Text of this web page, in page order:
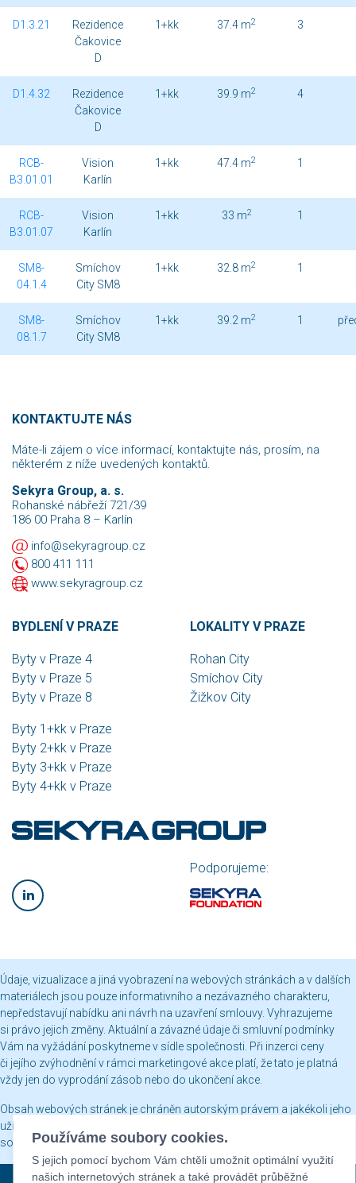
D1.3.21
Rezidence
Čakovice
D
1+kk 37.4 m2 3
D1.4.32
Rezidence
Čakovice
D
1+kk 39.9 m2 4
RCB-
B3.01.01
Vision
Karlín
1+kk 47.4 m2 1
RCB-
B3.01.07
Vision
Karlín
1+kk 33 m2 1
SM8-
04.1.4
Smíchov
City SM8
1+kk 32.8 m2 1
SM8-
08.1.7
Smíchov
City SM8
1+kk 39.2 m2 1
KONTAKTUJTE NÁS
Máte-li zájem o více informací, kontaktujte nás, prosím, na
některém z níže uvedených kontaktů.
Sekyra Group, a. s.
Rohanské nábřeží 721/39
186 00 Praha 8 – Karlín
info@sekyragroup.cz
800 411 111
www.sekyragroup.cz
LOKALITY V PRAZE
Rohan City
Smíchov City
Žižkov City
BYDLENÍ V PRAZE
Byty v Praze 4
Byty v Praze 5
Byty v Praze 8
Byty 1+kk v Praze
Byty 2+kk v Praze
Byty 3+kk v Praze
Byty 4+kk v Praze
Podporujeme:
Údaje, vizualizace a jiná vyobrazení na webových stránkách a v dalších
materiálech jsou pouze informativního a nezávazného charakteru,
nepředstavují nabídku ani návrh na uzavření smlouvy. Vyhrazujeme
si právo jejich změny. Aktuální a závazné údaje či smluvní podmínky
Vám na vyžádání poskytneme v sídle společnosti. Při inzerci ceny
či jejího zvýhodnění v rámci marketingové akce platí, že tato je platná
vždy jen do vyprodání zásob nebo do ukončení akce.
Obsah webových stránek je chráněn autorským právem a jakékoli jeho
užití včetně publikování nebo jiného šíření je bez našeho písemného
souhlasu zakázáno.
Používáme soubory cookies.
S jejich pomocí bychom Vám chtěli umožnit optimální využití
našich internetových stránek a také provádět průběžné